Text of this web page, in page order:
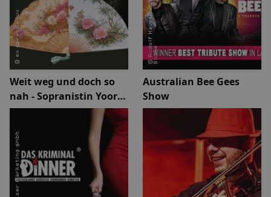
Weit weg und doch so
nah - Sopranistin Yoora
Lee-Hoff | europ. Klassik
und korean. Liedgut im
Dialog
Australian Bee Gees
Show